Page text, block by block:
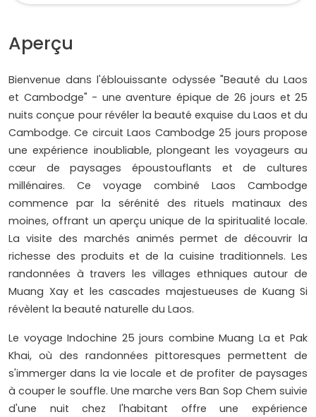
Aperçu
Bienvenue dans l'éblouissante odyssée "Beauté du Laos
et Cambodge" - une aventure épique de 26 jours et 25
nuits conçue pour révéler la beauté exquise du Laos et du
Cambodge. Ce circuit Laos Cambodge 25 jours propose
une expérience inoubliable, plongeant les voyageurs au
cœur de paysages époustouflants et de cultures
millénaires. Ce voyage combiné Laos Cambodge
commence par la sérénité des rituels matinaux des
moines, offrant un aperçu unique de la spiritualité locale.
La visite des marchés animés permet de découvrir la
richesse des produits et de la cuisine traditionnels. Les
randonnées à travers les villages ethniques autour de
Muang Xay et les cascades majestueuses de Kuang Si
révèlent la beauté naturelle du Laos.
Le voyage Indochine 25 jours combine Muang La et Pak
Khai, où des randonnées pittoresques permettent de
s'immerger dans la vie locale et de profiter de paysages
à couper le souffle. Une marche vers Ban Sop Chem suivie
d'une nuit chez l'habitant offre une expérience